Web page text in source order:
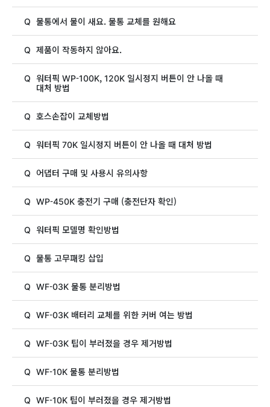
Q 물통에서 물이 새요. 물통 교체를 원해요
Q 제품이 작동하지 않아요.
Q 워터픽 WP-100K, 120K 일시정지 버튼이 안 나올 때
대처 방법
Q 호스손잡이 교체방법
Q 워터픽 70K 일시정지 버튼이 안 나올 때 대처 방법
Q 어댑터 구매 및 사용시 유의사항
Q WP-450K 충전기 구매 (충전단자 확인)
Q 워터픽 모델명 확인방법
Q 물통 고무패킹 삽입
Q WF-03K 물통 분리방법
Q WF-03K 배터리 교체를 위한 커버 여는 방법
Q WF-03K 팁이 부러졌을 경우 제거방법
Q WF-10K 물통 분리방법
Q WF-10K 팁이 부러졌을 경우 제거방법